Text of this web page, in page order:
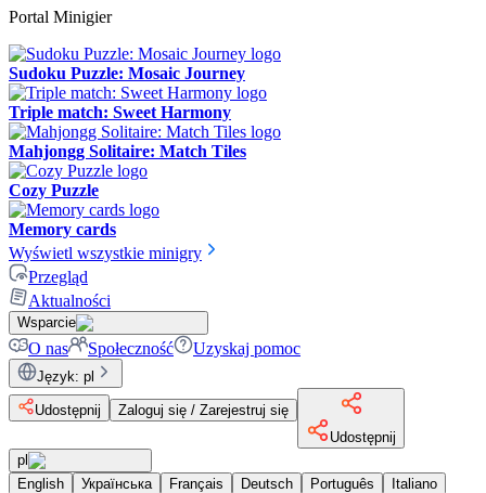
Portal Minigier
Sudoku Puzzle: Mosaic Journey
Triple match: Sweet Harmony
Mahjongg Solitaire: Match Tiles
Cozy Puzzle
Memory cards
Wyświetl wszystkie minigry
Przegląd
Aktualności
Wsparcie
O nas Społeczność Uzyskaj pomoc
Język: pl
Udostępnij
Zaloguj się / Zarejestruj się
Udostępnij
pl
English
Українська Français Deutsch Português
Italiano